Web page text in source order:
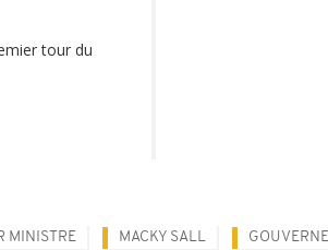
tour du
MINISTRE MACKY SALL